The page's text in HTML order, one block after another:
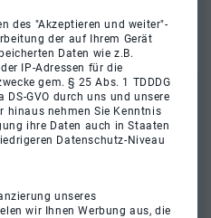
des "Akzeptieren und weiter"-
der auf Ihrem Gerät
Daten wie z.B.
IP-Adressen für die
gem. § 25 Abs. 1 TDDDG
GVO durch uns und unsere
hinaus nehmen Sie Kenntnis
ihre Daten auch in Staaten
Datenschutz-Niveau
unseres
wir Ihnen Werbung aus, die